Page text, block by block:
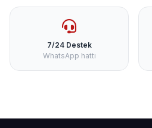
7/24 Destek
WhatsApp hattı